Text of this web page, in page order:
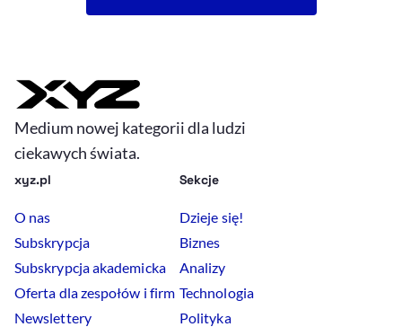
Medium nowej kategorii dla ludzi
ciekawych świata.
xyz.pl
O nas
Subskrypcja
Subskrypcja akademicka
Oferta dla zespołów i firm
Newslettery
Sekcje
Dzieje się!
Biznes
Analizy
Technologia
Polityka